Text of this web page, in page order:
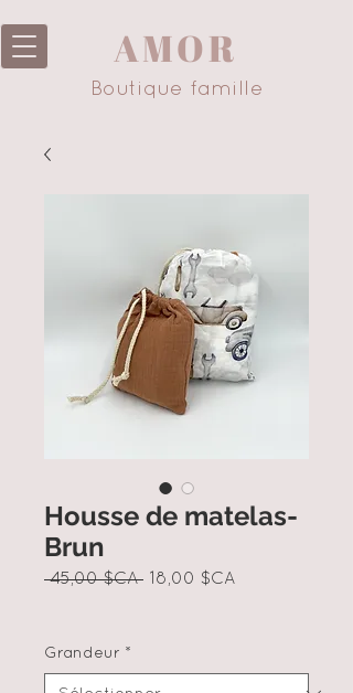
AMOR
Boutique famille
Housse de matelas-
Brun
45,00 $CA Prix
18,00 $CA
Grandeur *